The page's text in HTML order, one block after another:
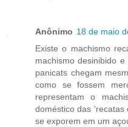
Anônimo 18 de maio
Existe o machismo
machismo desinibido
panicats chegam
como se fossem
representam o
doméstico das 'recatas
se exporem em um